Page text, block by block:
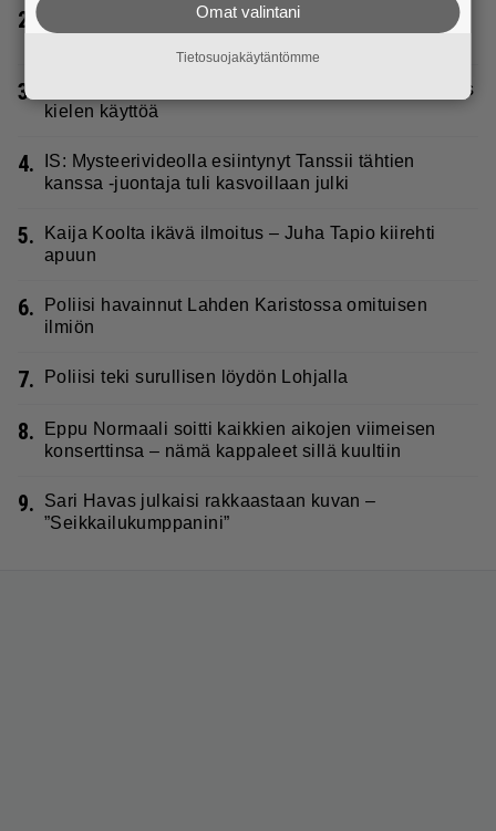
2.
IS: Hjalliksen ja Jasminen häissä suomalainen
supertähti
3.
Seiska: Laulaja Frederik lyttäsi Eput – johan oli taas
kielen käyttöä
4.
IS: Mysteerivideolla esiintynyt Tanssii tähtien
kanssa -juontaja tuli kasvoillaan julki
5.
Kaija Koolta ikävä ilmoitus – Juha Tapio kiirehti
apuun
6.
Poliisi havainnut Lahden Karistossa omituisen
ilmiön
7. Poliisi teki surullisen löydön Lohjalla
8.
Eppu Normaali soitti kaikkien aikojen viimeisen
konserttinsa – nämä kappaleet sillä kuultiin
9.
Sari Havas julkaisi rakkaastaan kuvan –
”Seikkailukumppanini”
Omat valintani
Tietosuojakäytäntömme